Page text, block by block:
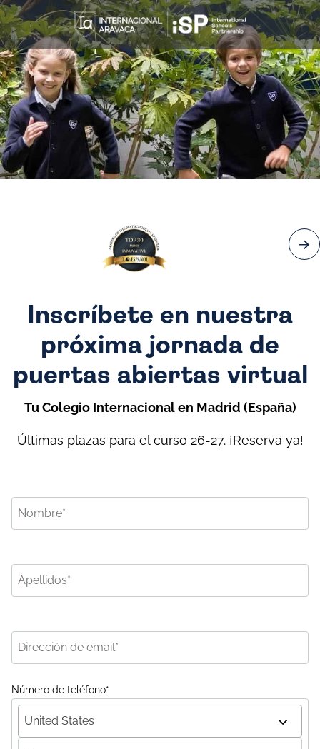
Inscríbete en nuestra
próxima jornada de
puertas abiertas virtual
Tu Colegio Internacional en Madrid (España)
Últimas plazas para el curso 26-27. ¡Reserva ya!
Número de teléfono*
United States